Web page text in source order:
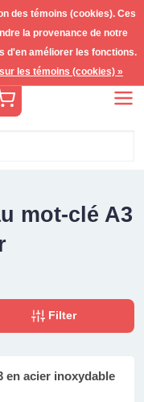
Panier
mot-clé A3
Filter
en acier inoxydable
des témoins (cookies). Ces
la provenance de notre
d'en améliorer les fonctions.
les témoins (cookies) »